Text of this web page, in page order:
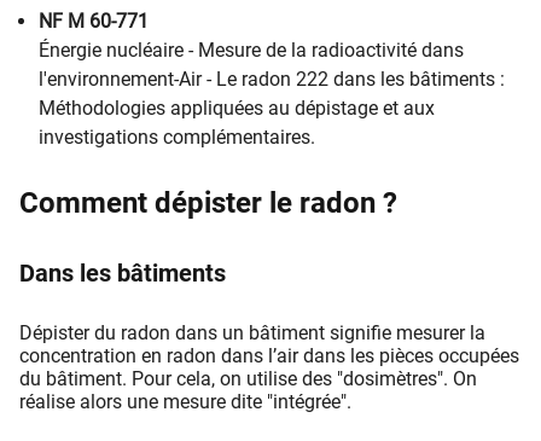
NF M 60-771
Énergie nucléaire - Mesure de la radioactivité dans
l'environnement-Air - Le radon 222 dans les bâtiments :
Méthodologies appliquées au dépistage et aux
investigations complémentaires.
Comment dépister le radon ?
Dans les bâtiments
Dépister du radon dans un bâtiment signifie mesurer la
concentration en radon dans l’air dans les pièces occupées
du bâtiment. Pour cela, on utilise des "dosimètres". On
réalise alors une mesure dite "intégrée".